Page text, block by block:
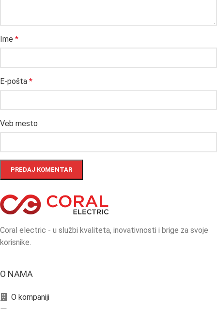
Ime *
E-pošta *
Veb mesto
Coral electric - u službi kvaliteta, inovativnosti i brige za svoje
korisnike.
O NAMA
O kompaniji